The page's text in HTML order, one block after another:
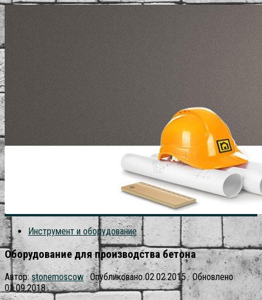
Инструмент и оборудование
Оборудование для производства бетона
Автор:stonemoscow · Опубликовано02.02.2015· Обновлено
01.09.2018